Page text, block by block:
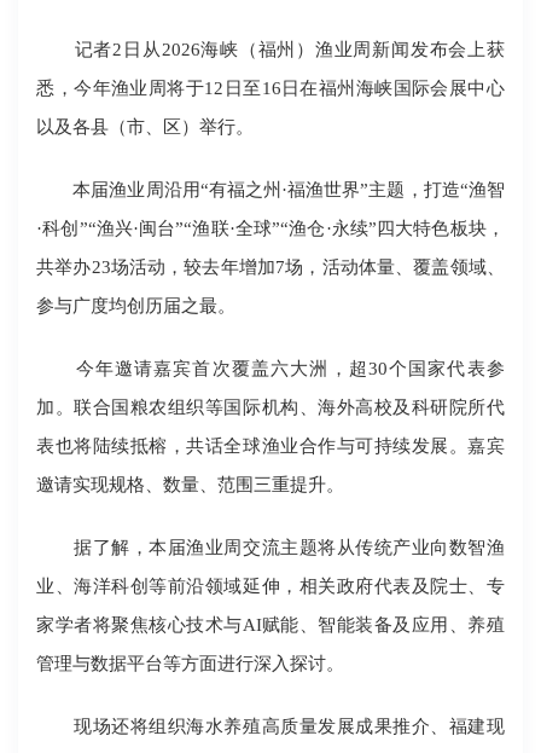
记者2日从2026海峡（福州）渔业周新闻发布会上获
悉，今年渔业周将于12日至16日在福州海峡国际会展中心
以及各县（市、区）举行。
本届渔业周沿用“有福之州·福渔世界”主题，打造“渔智
·科创”“渔兴·闽台”“渔联·全球”“渔仓·永续”四大特色板块，
共举办23场活动，较去年增加7场，活动体量、覆盖领域、
参与广度均创历届之最。
今年邀请嘉宾首次覆盖六大洲，超30个国家代表参
加。联合国粮农组织等国际机构、海外高校及科研院所代
表也将陆续抵榕，共话全球渔业合作与可持续发展。嘉宾
邀请实现规格、数量、范围三重提升。
据了解，本届渔业周交流主题将从传统产业向数智渔
业、海洋科创等前沿领域延伸，相关政府代表及院士、专
家学者将聚焦核心技术与AI赋能、智能装备及应用、养殖
管理与数据平台等方面进行深入探讨。
现场还将组织海水养殖高质量发展成果推介、福建现